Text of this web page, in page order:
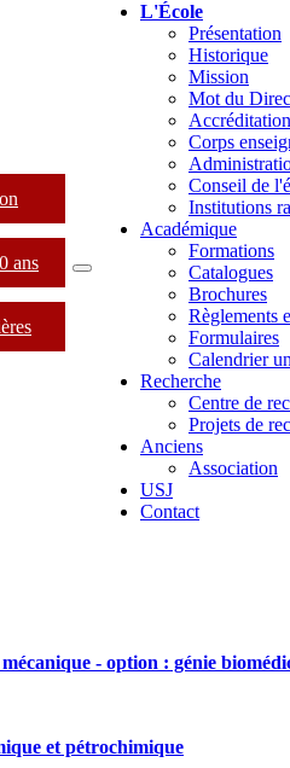
ans
L'École
Présentation
Historique
Mission
Mot du
Accréditation
Corps
Conseil de
Institutions
Académique
Formations
Catalogues
Brochures
Règlements
Formulaires
Calendrier
Recherche
Centre de
Projets de
Anciens
Association
USJ
Contact
- option : génie
et pétrochimique